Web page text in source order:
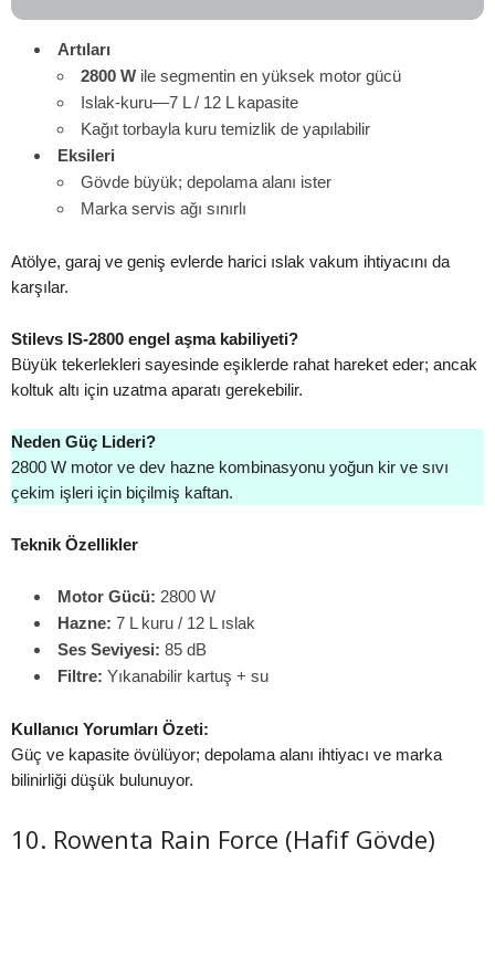
Artıları
2800 W ile segmentin en yüksek motor gücü
Islak-kuru—7 L / 12 L kapasite
Kağıt torbayla kuru temizlik de yapılabilir
Eksileri
Gövde büyük; depolama alanı ister
Marka servis ağı sınırlı
Atölye, garaj ve geniş evlerde harici ıslak vakum ihtiyacını da
karşılar.
Stilevs IS-2800 engel aşma kabiliyeti?
Büyük tekerlekleri sayesinde eşiklerde rahat hareket eder; ancak
koltuk altı için uzatma aparatı gerekebilir.
Neden Güç Lideri?
2800 W motor ve dev hazne kombinasyonu yoğun kir ve sıvı
çekim işleri için biçilmiş kaftan.
Teknik Özellikler
Motor Gücü: 2800 W
Hazne: 7 L kuru / 12 L ıslak
Ses Seviyesi: 85 dB
Filtre: Yıkanabilir kartuş + su
Kullanıcı Yorumları Özeti:
Güç ve kapasite övülüyor; depolama alanı ihtiyacı ve marka
bilinirliği düşük bulunuyor.
10. Rowenta Rain Force (Hafif Gövde)